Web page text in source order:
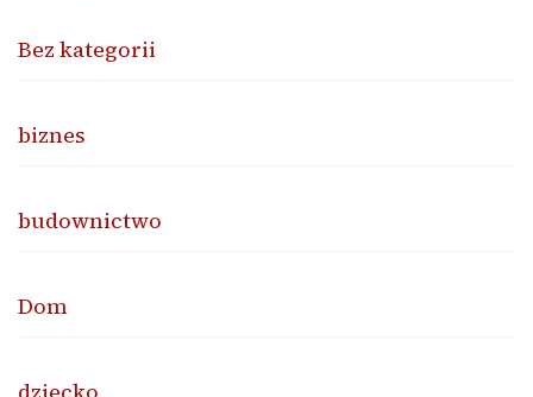
Bez kategorii
biznes
budownictwo
Dom